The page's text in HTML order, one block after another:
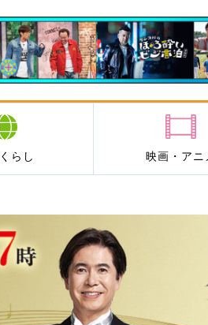
らし 映画・アニ